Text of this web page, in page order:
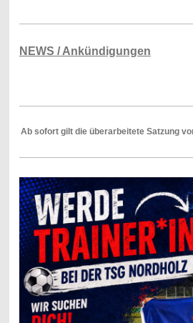
NEWS / Ankündigungen
Ab sofort gilt die überarbeitete Satzung